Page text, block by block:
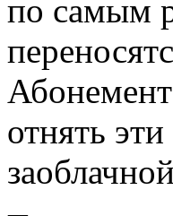
по самым
отнять